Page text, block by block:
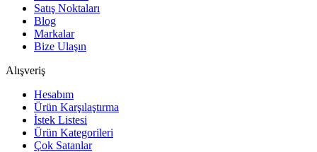
Satış Noktaları
Blog
Markalar
Bize Ulaşın
Alışveriş
Hesabım
Ürün Karşılaştırma
İstek Listesi
Ürün Kategorileri
Çok Satanlar